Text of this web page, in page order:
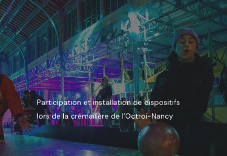
Participation et installation de dispositifs
lors de la crémaillère de l’Octroi-Nancy